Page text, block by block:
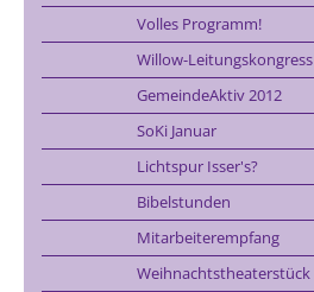
Volles Programm!
Willow-Leitungskongress
GemeindeAktiv 2012
SoKi Januar
Lichtspur Isser's?
Bibelstunden
Mitarbeiterempfang
Weihnachtstheaterstück